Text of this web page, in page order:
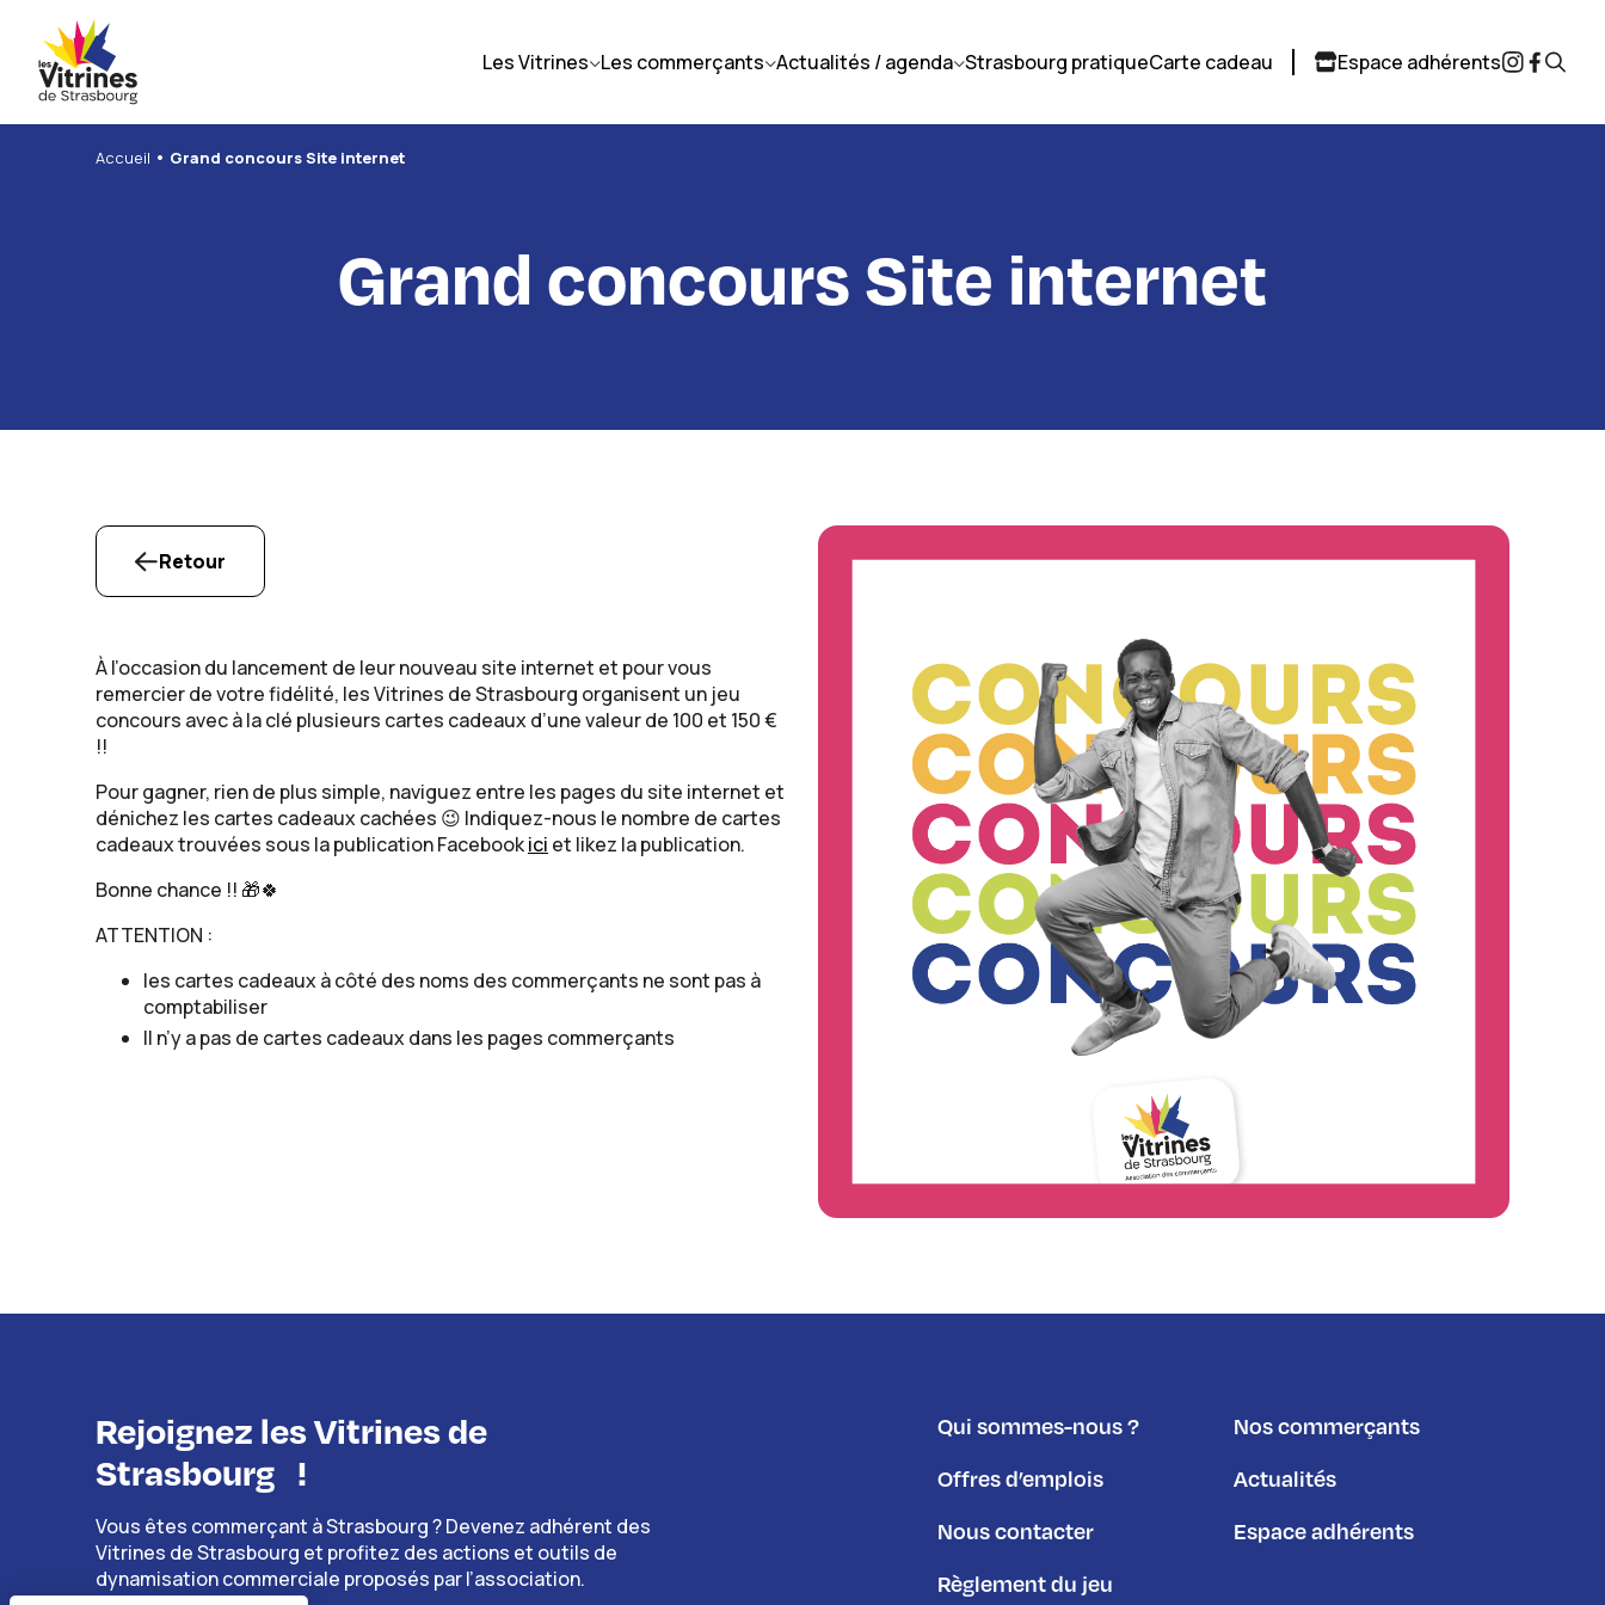
Les Vitrines Les commerçants Actualités / agenda Strasbourg pratiqueCarte cadeau Espace adhérents
Accueil • Grand concours Site internet
Grand concours Site internet
Retour
À l’occasion du lancement de leur nouveau site internet et pour vous
remercier de votre fidélité, les Vitrines de Strasbourg organisent un jeu
concours avec à la clé plusieurs cartes cadeaux d’une valeur de 100 et 150 €
!!
Pour gagner, rien de plus simple, naviguez entre les pages du site internet et
dénichez les cartes cadeaux cachées 😉 Indiquez-nous le nombre de cartes
cadeaux trouvées sous la publication Facebookici et likez la publication.
Bonne chance !! 🎁🍀
ATTENTION :
les cartes cadeaux à côté des noms des commerçants ne sont pas à
comptabiliser
Il n’y a pas de cartes cadeaux dans les pages commerçants
Rejoignez les Vitrines de
Strasbourg !
Vous êtes commerçant à Strasbourg ? Devenez adhérent des
Vitrines de Strasbourg et profitez des actions et outils de
dynamisation commerciale proposés par l’association.
Qui sommes-nous ?
Nos commerçants
Offres d’emplois
Actualités
Nous contacter
Espace adhérents
Règlement du jeu
Panneau de gestion des cookies